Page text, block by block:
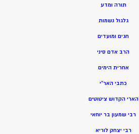
תורה ומדע
גלגול נשמות
חגים ומועדים
הרב אדם סיני
אחרית הימים
כתבי האר”י
הארי הקדוש ציטוטים
רבי שמעון בר יוחאי
רבי יצחק לוריא